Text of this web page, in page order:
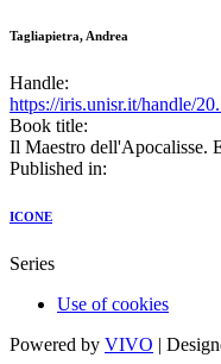
Tagliapietra, Andrea
Handle:
https://iris.unisr.it/handle/
Book title:
Il Maestro dell'Apocalisse.
Published in:
ICONE
Series
Use of cookies
Powered by VIVO |